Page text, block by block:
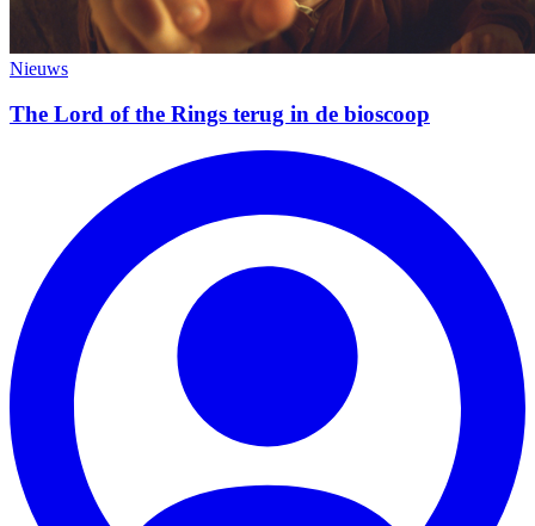
Nieuws
The Lord of the Rings terug in de bioscoop